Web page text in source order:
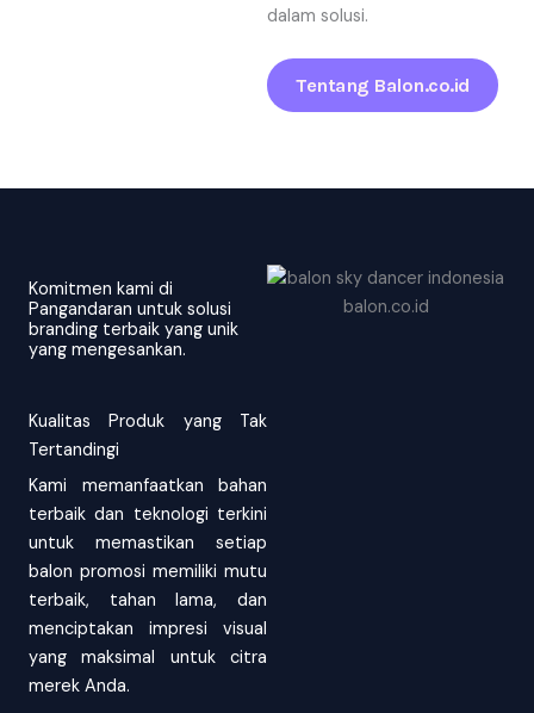
dalam solusi.
Tentang Balon.co.id
Komitmen kami di
Pangandaran untuk solusi
branding terbaik yang unik
yang mengesankan.
Kualitas Produk yang Tak
Tertandingi
Kami memanfaatkan bahan
terbaik dan teknologi terkini
untuk memastikan setiap
balon promosi memiliki mutu
terbaik, tahan lama, dan
menciptakan impresi visual
yang maksimal untuk citra
merek Anda.